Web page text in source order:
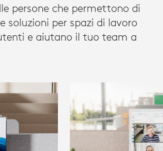
persone che permettono di
soluzioni per spazi di lavoro
e aiutano il tuo team a